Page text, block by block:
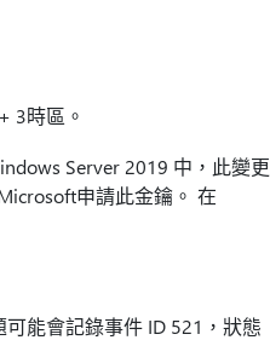
3時區。
Server 2019 中，此變更
申請此金鑰。 在
能會記錄事件 ID 521，狀態